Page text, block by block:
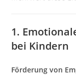
1.
bei Kindern
Förderung von